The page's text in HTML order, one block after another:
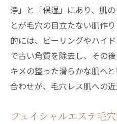
浄」と「保湿」にあり、肌
とが毛穴の目立たない肌作
的には、ピーリングやハイ
で古い角質を除去し、その
キメの整った滑らかな肌へ
合わせが、毛穴レス肌への近
フェイシャルエステ毛